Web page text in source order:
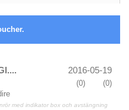
2016-05-19
(0)
(0)
med indikator box och avstängning